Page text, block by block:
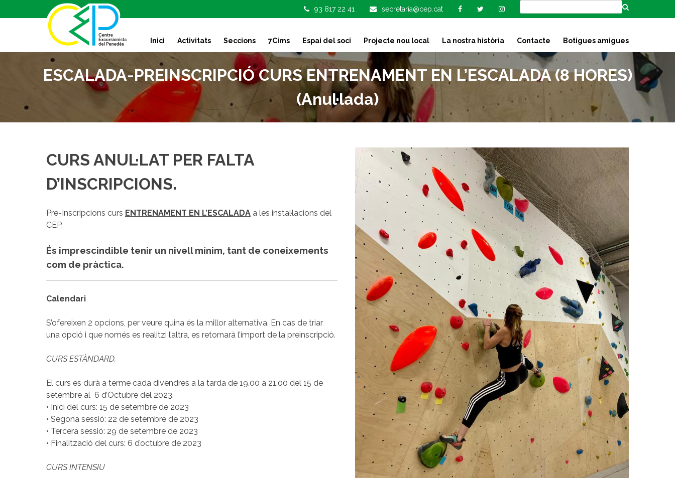
k
t
93 817 22 41 secretaria@cep.cat
Inici Activitats Seccions 7Cims Espai del soci Projecte nou local La nostra història Contacte Botigues amigues
ESCALADA-PREINSCRIPCIÓ CURS ENTRENAMENT EN L’ESCALADA (8 HORES)
(Anul·lada)
CURS ANUL·LAT PER FALTA
D’INSCRIPCIONS.
Pre-Inscripcions curs ENTRENAMENT EN L’ESCALADA a les instal·lacions del
CEP.
És imprescindible tenir un nivell mínim, tant de coneixements
com de pràctica.
Calendari
S’ofereixen 2 opcions, per veure quina és la millor alternativa. En cas de triar
una opció i que només es realitzi l’altra, es retornarà l’import de la preinscripció.
CURS ESTÀNDARD.
El curs es durà a terme cada divendres a la tarda de 19.00 a 21.00 del 15 de
setembre al 6 d’Octubre del 2023.
• Inici del curs: 15 de setembre de 2023
• Segona sessió: 22 de setembre de 2023
• Tercera sessió: 29 de setembre de 2023
• Finalització del curs: 6 d’octubre de 2023
CURS INTENSIU